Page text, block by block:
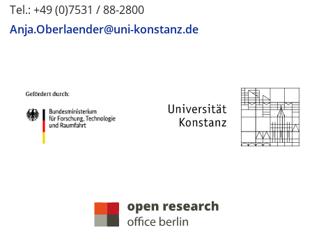
Tel.: +49 (0)7531 / 88-2800
Anja.Oberlaender@uni-konstanz.de